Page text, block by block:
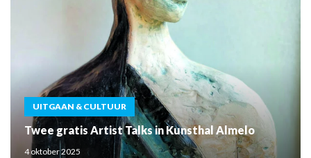
UITGAAN & CULTUUR
Twee gratis Artist Talks in Kunsthal Almelo
4 oktober 2025